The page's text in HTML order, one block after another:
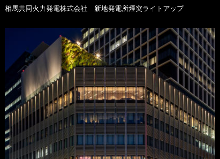
相馬共同火力発電株式会社 新地発電所煙突ライトアップ